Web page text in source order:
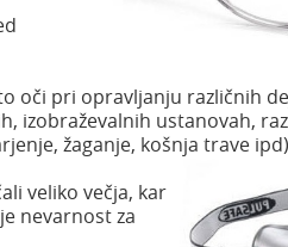
oči pri opravljanju različnih
izobraževalnih ustanovah,
žaganje, košnja trave
veliko večja, kar
nevarnost za